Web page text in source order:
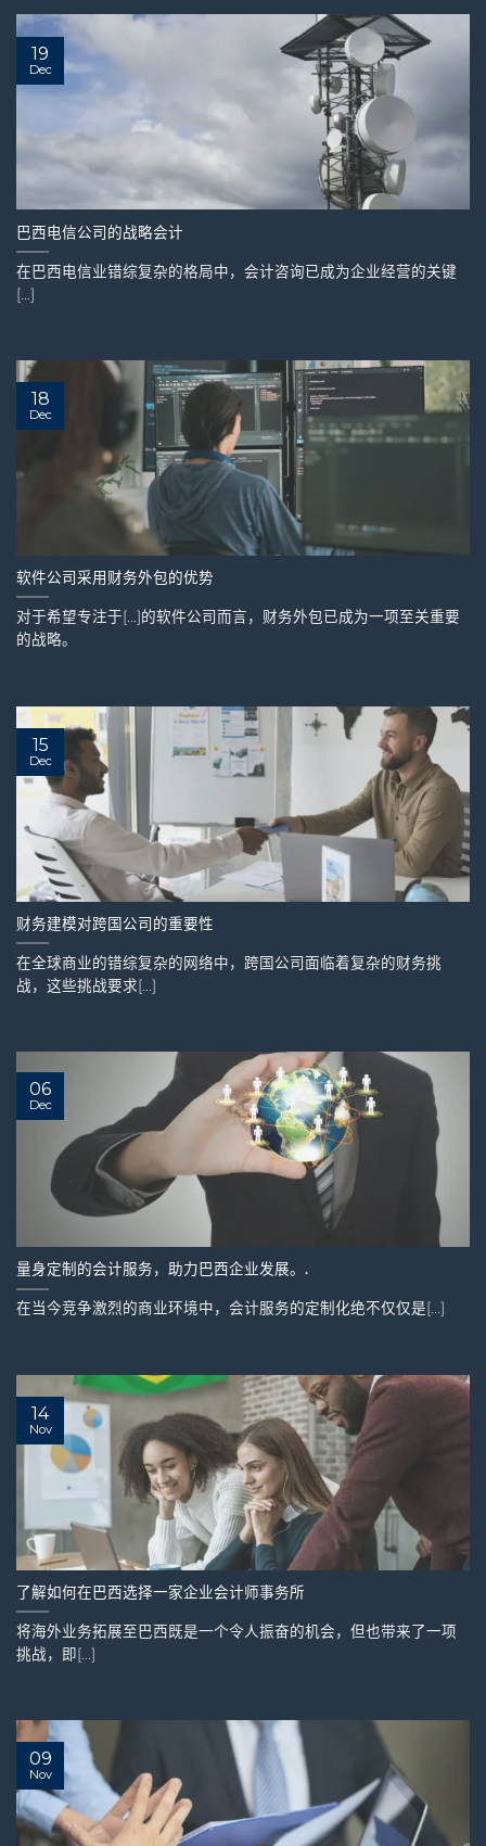
巴西电信公司的战略会计
在巴西电信业错综复杂的格局中，会计咨询已成为企业经营的关键
[...]
19
Dec
软件公司采用财务外包的优势
对于希望专注于[...]的软件公司而言，财务外包已成为一项至关重要
的战略。
18
Dec
财务建模对跨国公司的重要性
在全球商业的错综复杂的网络中，跨国公司面临着复杂的财务挑
战，这些挑战要求[...]
15
Dec
量身定制的会计服务，助力巴西企业发展。.
在当今竞争激烈的商业环境中，会计服务的定制化绝不仅仅是[...]
06
Dec
了解如何在巴西选择一家企业会计师事务所
将海外业务拓展至巴西既是一个令人振奋的机会，但也带来了一项
挑战，即[...]
14
Nov
09
Nov